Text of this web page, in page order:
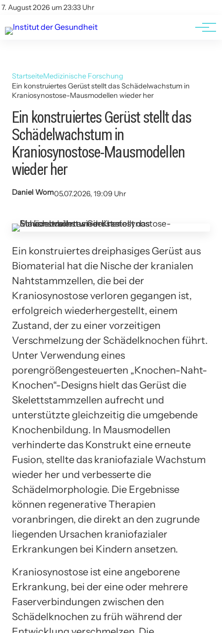
7. August 2026 um 23:33 Uhr
Kontakt
Kontakt
AGBs
StartseiteMedizinische Forschung
Ein konstruiertes Gerüst stellt das Schädelwachstum in
Kraniosynostose-Mausmodellen wieder her
Ein konstruiertes Gerüst stellt das
Schädelwachstum in
Kraniosynostose-Mausmodellen
wieder her
Daniel Wom05.07.2026, 19:09 Uhr
Ein konstruiertes dreiphasiges Gerüst aus
Biomaterial hat die Nische der kranialen
Nahtstammzellen, die bei der
Kraniosynostose verloren gegangen ist,
erfolgreich wiederhergestellt, einem
Zustand, der zu einer vorzeitigen
Verschmelzung der Schädelknochen führt.
Unter Verwendung eines
porengrößengesteuerten „Knochen-Naht-
Knochen“-Designs hielt das Gerüst die
Skelettstammzellen aufrecht und
unterstützte gleichzeitig die umgebende
Knochenbildung. In Mausmodellen
verhinderte das Konstrukt eine erneute
Fusion, stellte das kraniofaziale Wachstum
wieder her und verbesserte die
Schädelmorphologie. Die Ergebnisse
können regenerative Therapien
voranbringen, die direkt an den zugrunde
liegenden Ursachen kraniofazialer
Erkrankungen bei Kindern ansetzen.
Kraniosynostose ist eine angeborene
Erkrankung, bei der eine oder mehrere
Faserverbindungen zwischen den
Schädelknochen zu früh während der